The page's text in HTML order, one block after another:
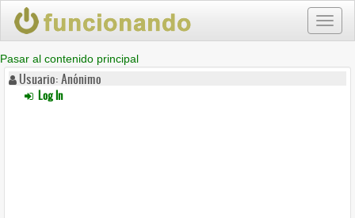
Pasar al contenido principal
Usuario: Anónimo
Log In